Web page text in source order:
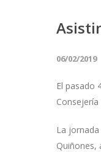
06/02/2019
El pasado
La
Quiñones,